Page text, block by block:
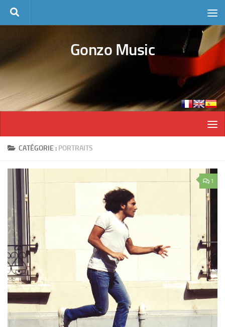
Skip to content
Gonzo Music
CATÉGORIE : PORTRAITS
1